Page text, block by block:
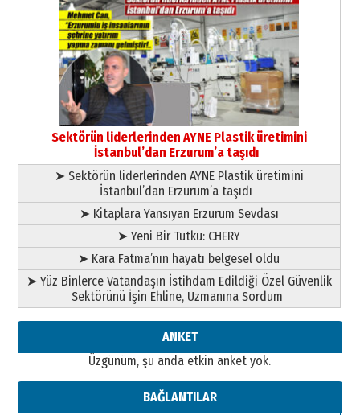
Kenan GÜLERCİ
Murat Şahsuvaroğlu ERKON’da
çıtayı yukarı taşırken,
yönetimdekiler aşağı
çekmemeli!
17 Şubat 2026 Salı Orhan BOZKURT
Bir fotoğraf, bir şehir, bir
gazeteci… Dizginler kimin
elinde?
A. Berhan Yılmaz
BİR BÖLÜM DEĞİL, BİR ÖMÜR
SEÇİYORSUNUZ… “NEDEN
ATATÜRK ÜNİVERSİTESİ?”
28 Temmuz 2026 Salı
Ahmet Gökhan YAZICI
Ahmed Yesevi’den bir Alperen…
”Reisimiz” idi… Hakka yürüdü.!
26 Mart 2026 Perşembe
gönül adamı Faruk Terzioğlu!
Sektörün liderlerinden AYNE Plastik üretimini
İstanbul’dan Erzurum’a taşıdı
➤ Sektörün liderlerinden AYNE Plastik üretimini
İstanbul’dan Erzurum’a taşıdı
➤ Kitaplara Yansıyan Erzurum Sevdası
➤ Yeni Bir Tutku: CHERY
➤ Kara Fatma’nın hayatı belgesel oldu
➤ Yüz Binlerce Vatandaşın İstihdam Edildiği Özel Güvenlik
Sektörünü İşin Ehline, Uzmanına Sordum
ANKET
Üzgünüm, şu anda etkin anket yok.
BAĞLANTILAR